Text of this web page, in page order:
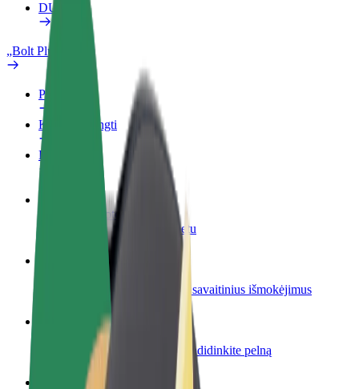
DUK
„Bolt Plus“
Privalumai
Kaip prisijungti
DUK
Tapkite vairuotoju (-a)
Užsidirbkite jums patogiu metu
Tapkite kurjeriu (-e)
Pristatinėkite maistą ir gaukite savaitinius išmokėjimus
Pridėti restoraną ar parduotuvę
Pritraukite daugiau klientų ir padidinkite pelną